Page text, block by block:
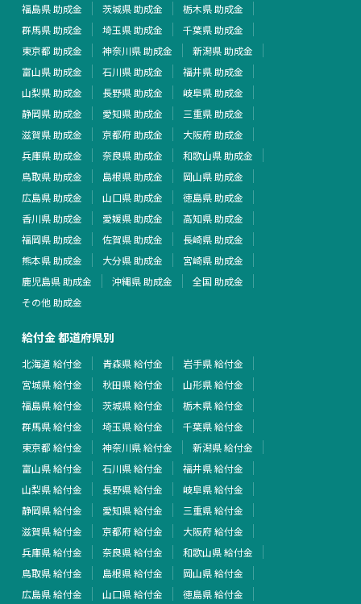
福島県 助成金
茨城県 助成金
栃木県 助成金
群馬県 助成金
埼玉県 助成金
千葉県 助成金
東京都 助成金
神奈川県 助成金
新潟県 助成金
富山県 助成金
石川県 助成金
福井県 助成金
山梨県 助成金
長野県 助成金
岐阜県 助成金
静岡県 助成金
愛知県 助成金
三重県 助成金
滋賀県 助成金
京都府 助成金
大阪府 助成金
兵庫県 助成金
奈良県 助成金
和歌山県 助成金
鳥取県 助成金
島根県 助成金
岡山県 助成金
広島県 助成金
山口県 助成金
徳島県 助成金
香川県 助成金
愛媛県 助成金
高知県 助成金
福岡県 助成金
佐賀県 助成金
長崎県 助成金
熊本県 助成金
大分県 助成金
宮崎県 助成金
鹿児島県 助成金
沖縄県 助成金
全国 助成金
その他 助成金
給付金 都道府県別
北海道 給付金 青森県 給付金
岩手県 給付金
宮城県 給付金
秋田県 給付金
山形県 給付金
福島県 給付金
茨城県 給付金
栃木県 給付金
群馬県 給付金
埼玉県 給付金
千葉県 給付金
東京都 給付金
神奈川県 給付金
新潟県 給付金
富山県 給付金
石川県 給付金
福井県 給付金
山梨県 給付金
長野県 給付金
岐阜県 給付金
静岡県 給付金
愛知県 給付金
三重県 給付金
滋賀県 給付金
京都府 給付金
大阪府 給付金
兵庫県 給付金
奈良県 給付金
和歌山県 給付金
鳥取県 給付金
島根県 給付金
岡山県 給付金
広島県 給付金
山口県 給付金
徳島県 給付金